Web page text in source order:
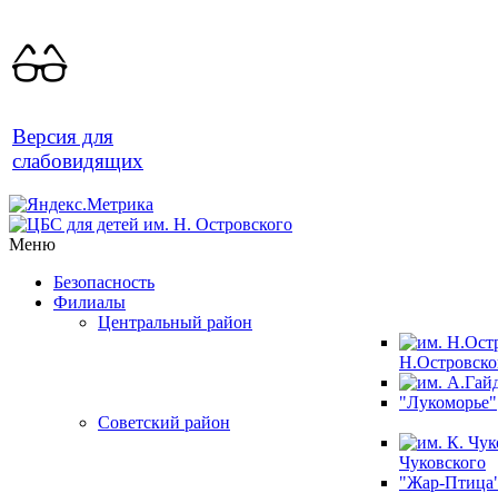
Версия для
слабовидящих
Меню
Безопасность
Филиалы
Центральный район
"Лукоморье"
Советский район
Чуковского
"Жар-